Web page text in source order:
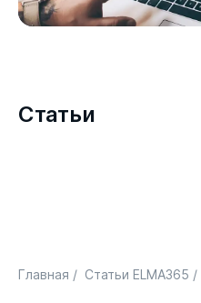
Статьи
Главная / Статьи ELMA365 /